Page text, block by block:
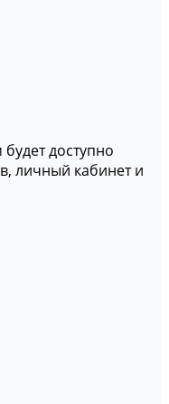
доступно
личный кабинет и